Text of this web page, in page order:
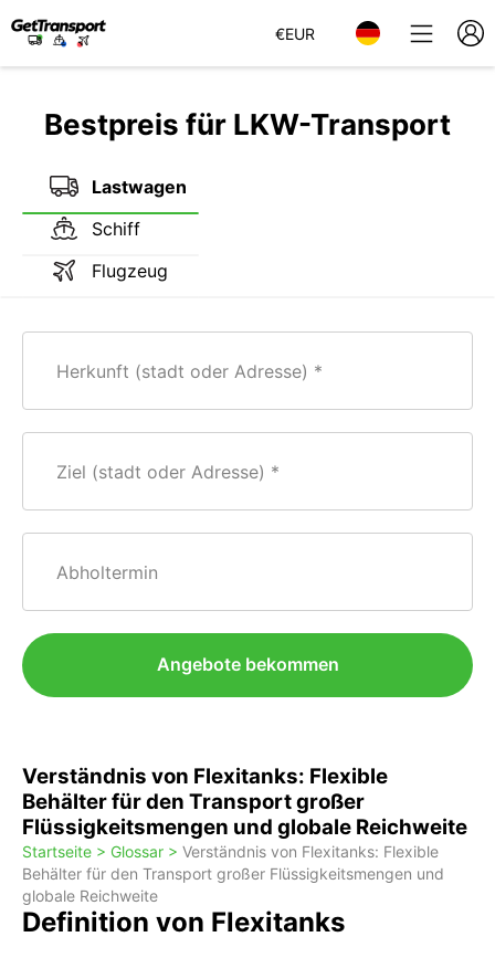
€EUR
Bestpreis für LKW-Transport
Lastwagen
Schiff
Flugzeug
Herkunft (stadt oder Adresse)
Ziel (stadt oder Adresse)
Abholtermin
Angebote bekommen
Verständnis von Flexitanks: Flexible
Behälter für den Transport großer
Flüssigkeitsmengen und globale Reichweite
Startseite > Glossar > Verständnis von Flexitanks: Flexible
Behälter für den Transport großer Flüssigkeitsmengen und
globale Reichweite
Definition von Flexitanks